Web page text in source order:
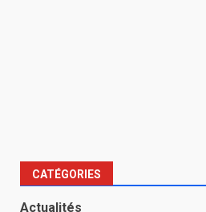
CATÉGORIES
Actualités